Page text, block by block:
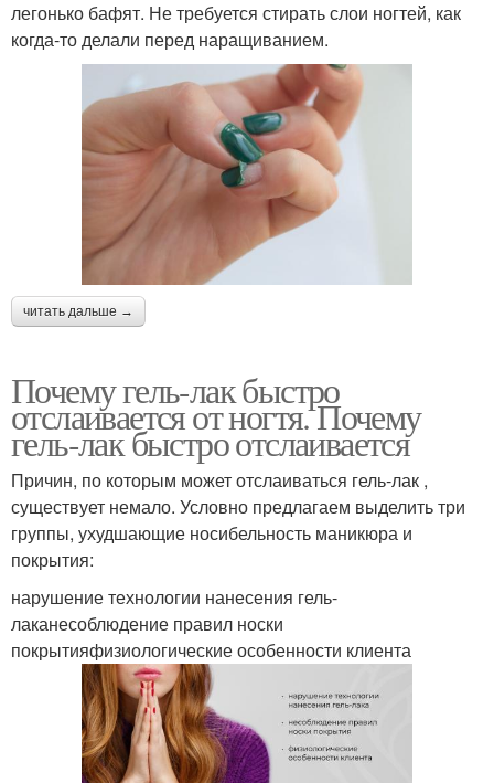
легонько бафят. Не требуется стирать слои ногтей, как
когда-то делали перед наращиванием.
читать дальше →
Почему гель-лак быстро
отслаивается от ногтя. Почему
гель-лак быстро отслаивается
Причин, по которым может отслаиваться гель-лак ,
существует немало. Условно предлагаем выделить три
группы, ухудшающие носибельность маникюра и
покрытия:
нарушение технологии нанесения гель-
лаканесоблюдение правил носки
покрытияфизиологические особенности клиента